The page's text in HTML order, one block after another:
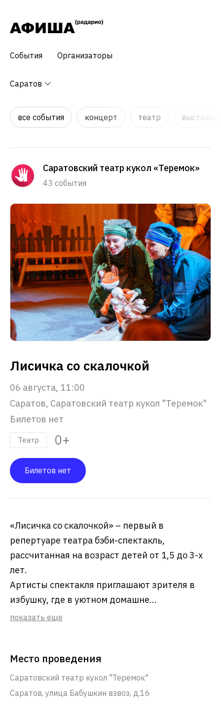
События Организаторы
Саратов
все события концерт театр
Саратовский театр кукол «Теремок»
43 события
Лисичка со скалочкой
06 августа, 11:00
Саратов, Саратовский театр кукол "Теремок"
Билетов нет
Театр 0+
Билетов нет
«Лисичка со скалочкой» – первый в
репертуаре театра бэби-спектакль,
рассчитанная на возраст детей от 1,5 до 3-х
лет.
Артисты спектакля приглашают зрителя в
избушку, где в уютном домашне...
показать еще
Место проведения
Саратовский театр кукол "Теремок"
Саратов, улица Бабушкин взвоз, д.16